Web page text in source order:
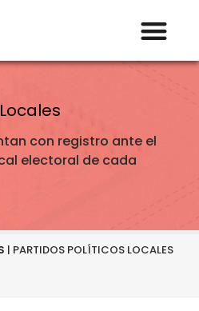
con registro ante el
electoral de cada
| PARTIDOS POLÍTICOS LOCALES